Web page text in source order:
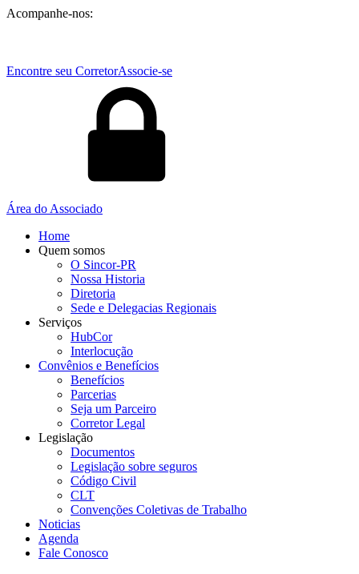
Acompanhe-nos:
Encontre seu CorretorAssocie-se
Área do Associado
Home
Quem somos
O Sincor-PR
Nossa Historia
Diretoria
Sede e Delegacias Regionais
Serviços
HubCor
Interlocução
Convênios e Benefícios
Benefícios
Parcerias
Seja um Parceiro
Corretor Legal
Legislação
Documentos
Legislação sobre seguros
Código Civil
CLT
Convenções Coletivas de Trabalho
Noticias
Agenda
Fale Conosco